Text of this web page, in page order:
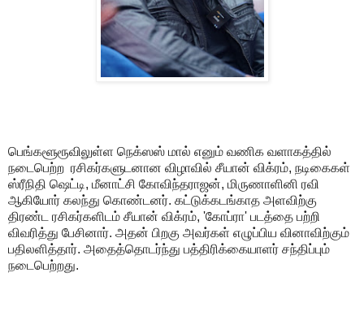
பெங்களூரூவிலுள்ள நெக்ஸஸ் மால் எனும் வணிக வளாகத்தில்
நடைபெற்ற ரசிகர்களுடனான விழாவில் சீயான் விக்ரம், நடிகைகள்
ஸ்ரீநிதி ஷெட்டி, மீனாட்சி கோவிந்தராஜன், மிருணாளினி ரவி
ஆகியோர் கலந்து கொண்டனர். கட்டுக்கடங்காத அளவிற்கு
திரண்ட ரசிகர்களிடம் சீயான் விக்ரம், 'கோப்ரா' படத்தை பற்றி
விவரித்து பேசினார். அதன் பிறகு அவர்கள் எழுப்பிய வினாவிற்கும்
பதிலளித்தார். அதைத்தொடர்ந்து பத்திரிக்கையாளர் சந்திப்பும்
நடைபெற்றது.